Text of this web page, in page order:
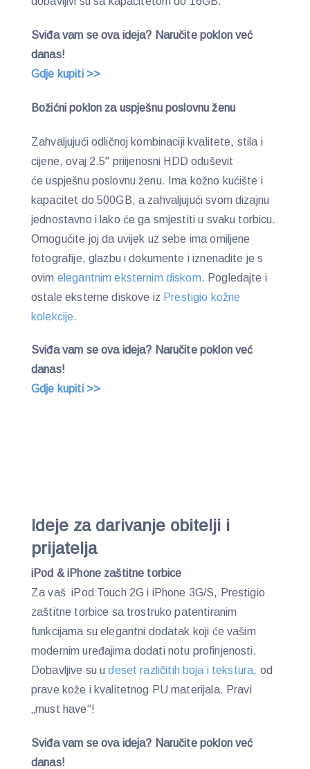
Sviđa vam se ova ideja? Naručite poklon već
danas!
Gdje kupiti >>
Božićni poklon za uspješnu poslovnu ženu
Zahvaljujući odličnoj kombinaciji kvalitete, stila i
cijene, ovaj 2.5" priijenosni HDD oduševit
će uspješnu poslovnu ženu. Ima kožno kućište i
kapacitet do 500GB, a zahvaljujući svom dizajnu
jednostavno i lako će ga smjestiti u svaku torbicu.
Omogućite joj da uvijek uz sebe ima omiljene
fotografije, glazbu i dokumente i iznenadite je s
ovim elegantnim eksternim diskom. Pogledajte i
ostale eksterne diskove iz Prestigio kožne
kolekcije.
Sviđa vam se ova ideja? Naručite poklon već
danas!
Gdje kupiti >>
Ideje za darivanje obitelji i
prijatelja
iPod & iPhone zaštitne torbice
Za vaš iPod Touch 2G i iPhone 3G/S, Prestigio
zaštitne torbice sa trostruko patentiranim
funkcijama su elegantni dodatak koji će vašim
modernim uređajima dodati notu profinjenosti.
Dobavljive su udeset različitih boja i tekstura, od
prave kože i kvalitetnog PU materijala. Pravi
„must have“!
Sviđa vam se ova ideja? Naručite poklon već
danas!